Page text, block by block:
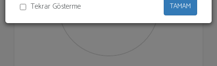
Tekrar Gösterme TAMAM